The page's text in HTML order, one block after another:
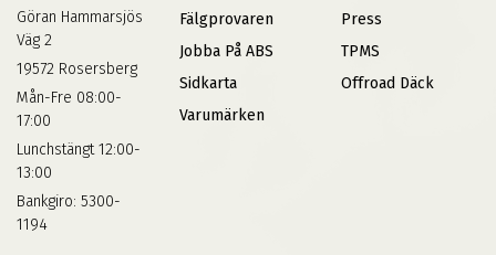
Göran Hammarsjös
Väg 2
19572 Rosersberg
Mån-Fre 08:00-
17:00
Lunchstängt 12:00-
13:00
Bankgiro: 5300-
1194
Fälgprovaren
Jobba På ABS
Sidkarta
Varumärken
Press
TPMS
Offroad Däck